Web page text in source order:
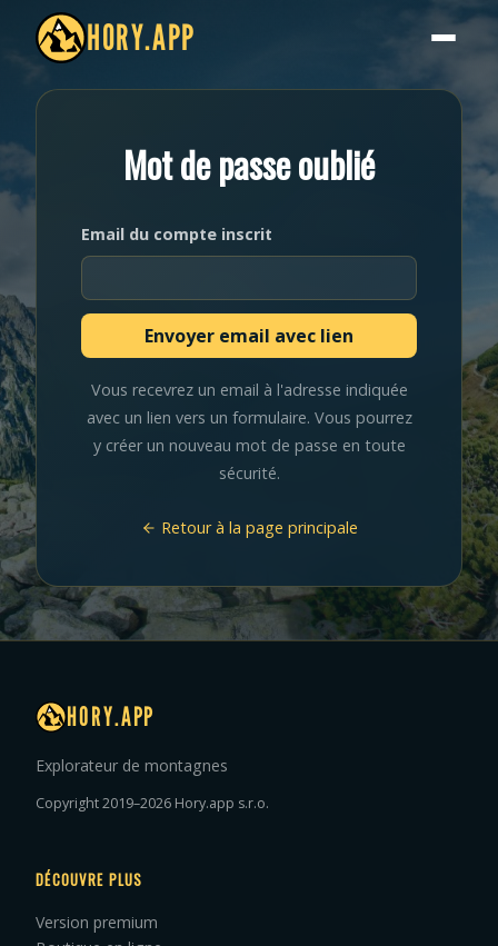
HORY.APP
Mot de passe oublié
Email du compte inscrit
Vous recevrez un email à l'adresse indiquée
avec un lien vers un formulaire. Vous pourrez
y créer un nouveau mot de passe en toute
sécurité.
Retour à la page principale
HORY.APP
Explorateur de montagnes
Copyright 2019–2026 Hory.app s.r.o.
DÉCOUVRE PLUS
Version premium